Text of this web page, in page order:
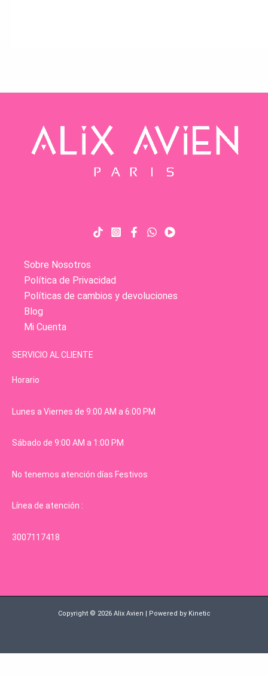
Sobre Nosotros
Política de Privacidad
Políticas de cambios y devoluciones
Blog
Mi Cuenta
SERVICIO AL CLIENTE
Horario
Lunes a Viernes de 9:00 AM a 6:00 PM
Sábado de 9:00 AM a 1:00 PM
No tenemos atención días Festivos
Línea de atención :
3007117418
Copyright © 2026 Alix Avien | Powered by Kinetic